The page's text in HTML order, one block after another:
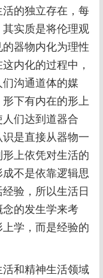
的独立存在，每
实质是将伦理观
器物内化为理性
内化的过程中，
沟通道体的媒
下有内在的形上
们达到道器合
是直接从器物一
上依凭对生活的
不是依靠逻辑思
验，所以生活日
的发生学来考
学，而是经验的
和精神生活领域